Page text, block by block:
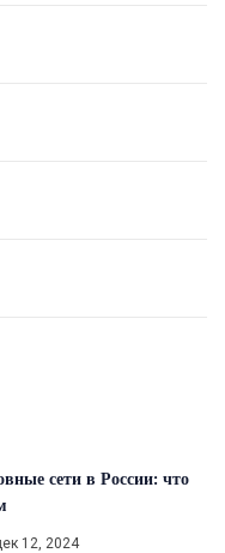
сети в России: что
12, 2024